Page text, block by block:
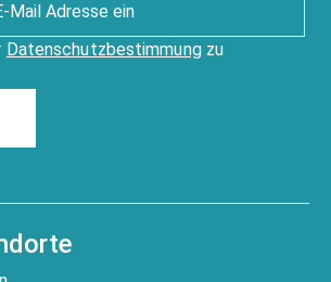
Datenschutzbestimmungzu